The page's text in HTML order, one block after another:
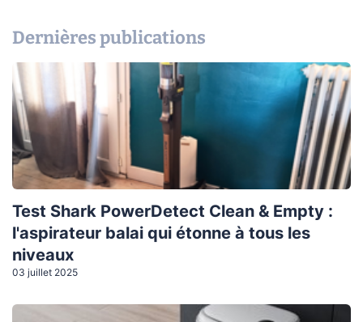
Dernières publications
Test Shark PowerDetect Clean & Empty :
l'aspirateur balai qui étonne à tous les
niveaux
03 juillet 2025